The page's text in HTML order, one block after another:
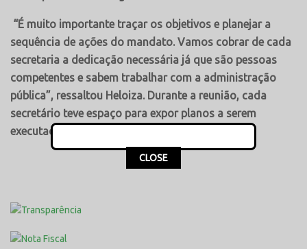
“É muito importante traçar os objetivos e planejar a
sequência de ações do mandato. Vamos cobrar de cada
secretaria a dedicação necessária já que são pessoas
competentes e sabem trabalhar com a administração
pública”, ressaltou Heloiza. Durante a reunião, cada
secretário teve espaço para expor planos a serem
executados em suas pastas.
This popup will close in:
CLOSE